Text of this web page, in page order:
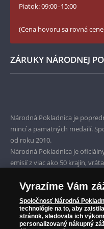
YouTube Národnej
Piatok: 09:00–15:00
(Cena hovoru sa rovná
ZÁRUKY NÁRODNEJ
Garancia najvyššej kvality
Iba originálne produkty
Národná Pokladnica je
mincí a pamätných medailí.
od roku 2010.
Národná Pokladnica je
emisií z viac ako 50 krajín,
Parížska mincovňa, Nórska
Austrálska mincovňa Perth.
zberateľom garantuje, že
prvotriednej kvalite, čo je
Vyrazíme Vám
Spoločnosť Národná
technológie na to, aby
stránok, sledovala ich
personalizovaný nákupný